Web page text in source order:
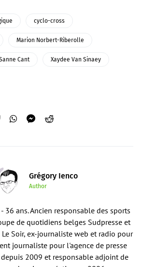
cyclo-cross
Marion Norbert-Riberolle
Cant Xaydee Van Sinaey
Grégory Ienco
Author
36 ans. Ancien responsable des sports
de quotidiens belges Sudpresse et
Soir, ex-journaliste web et radio pour
journaliste pour l'agence de presse
depuis 2009 et responsable adjoint de